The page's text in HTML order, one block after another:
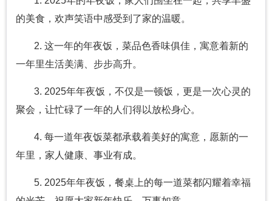
的美食，欢声笑语中感受到了家的温暖。
2. 这一年的年夜饭，菜品色香味俱佳，寓意着新的
一年里生活美满、步步高升。
3. 2025年年夜饭，不仅是一顿饭，更是一次心灵的
聚会，让忙碌了一年的人们得以放松身心。
4. 每一道年夜饭菜都承载着美好的寓意，愿新的一
年里，家人健康、事业有成。
5. 2025年年夜饭，餐桌上的每一道菜都闪耀着幸福